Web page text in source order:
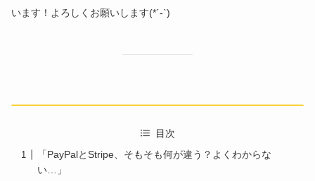
います！よろしくお願いします(*´-`)
目次
「PayPalとStripe、そもそも何が違う？よくわからな
い…」